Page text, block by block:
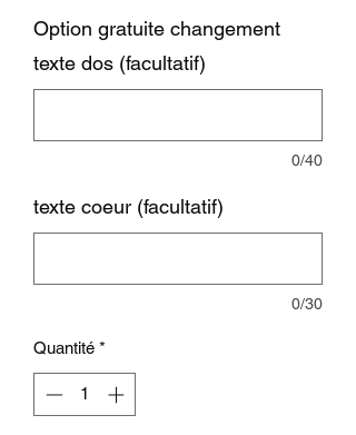
Option gratuite changement
texte dos (facultatif)
0/40
texte coeur (facultatif)
0/30
Quantité *